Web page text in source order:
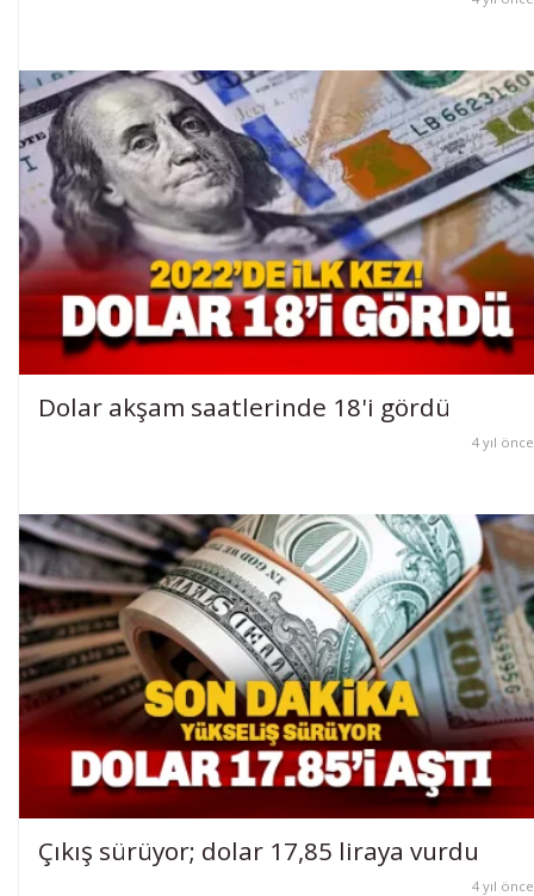
Dolar akşam saatlerinde 18'i gördü
4 yıl önce
Çıkış sürüyor; dolar 17,85 liraya vurdu
4 yıl önce